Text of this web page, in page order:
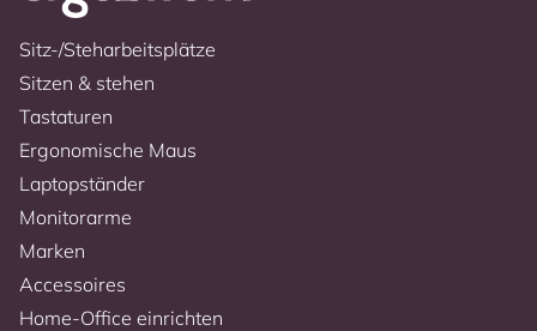
Sitz-/Steharbeitsplätze
Sitzen & stehen
Tastaturen
Ergonomische Maus
Laptopständer
Monitorarme
Marken
Accessoires
Home-Office einrichten